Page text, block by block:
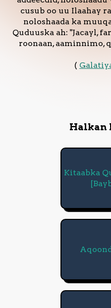
cusub oo uu Ilaahay
noloshaada ka
Quduuska ah: "Jacayl,
roonaan, aaminnimo,
(
Halkan
Kitaabka